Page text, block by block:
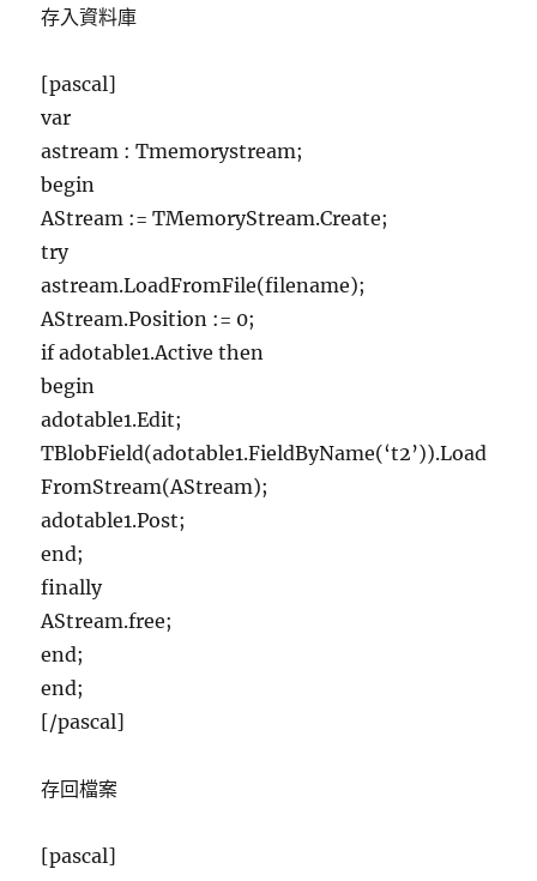
存入資料庫
[pascal]
var
astream : Tmemorystream;
begin
AStream := TMemoryStream.Create;
try
astream.LoadFromFile(filename);
AStream.Position := 0;
if adotable1.Active then
begin
adotable1.Edit;
TBlobField(adotable1.FieldByName(‘t2’)).Load
FromStream(AStream);
adotable1.Post;
end;
finally
AStream.free;
end;
end;
[/pascal]
存回檔案
[pascal]